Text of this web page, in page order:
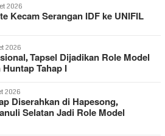
2026
Kecam Serangan IDF ke UNIFIL
2026
Tapsel Dijadikan Role Model
Tahap I
2026
Diserahkan di Hapesong,
Selatan Jadi Role Model